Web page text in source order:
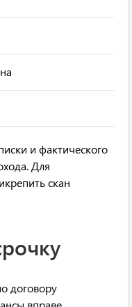
и фактического
Для
скан
договору